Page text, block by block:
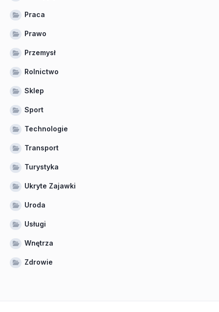
Praca
Prawo
Przemysł
Rolnictwo
Sklep
Sport
Technologie
Transport
Turystyka
Ukryte Zajawki
Uroda
Usługi
Wnętrza
Zdrowie